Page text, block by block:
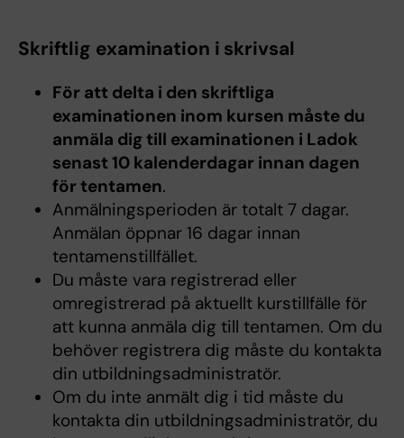
Skriftlig examination i skrivsal
För att delta i den skriftliga
examinationen inom kursen måste du
anmäla dig till examinationen i Ladok
senast 10 kalenderdagar innan dagen
för tentamen.
Anmälningsperioden är totalt 7 dagar.
Anmälan öppnar 16 dagar innan
tentamenstillfället.
Du måste vara registrerad eller
omregistrerad på aktuellt kurstillfälle för
att kunna anmäla dig till tentamen. Om du
behöver registrera dig måste du kontakta
din utbildningsadministratör.
Om du inte anmält dig i tid måste du
kontakta din utbildningsadministratör, du